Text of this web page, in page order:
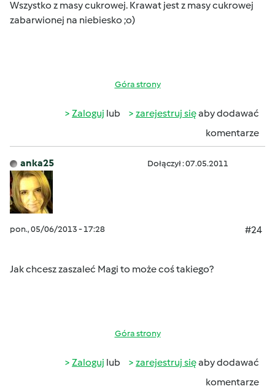
Wszystko z masy cukrowej. Krawat jest z masy cukrowej
zabarwionej na niebiesko ;o)
Góra strony
Zaloguj lub zarejestruj sięaby dodawać
komentarze
anka25 Dołączył : 07.05.2011
pon., 05/06/2013 - 17:28 #24
Jak chcesz zaszaleć Magi to może coś takiego?
Góra strony
Zaloguj lub zarejestruj sięaby dodawać
komentarze